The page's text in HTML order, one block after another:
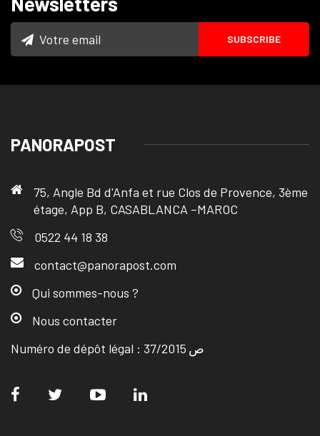
PANORAPOST
75, Angle Bd d'Anfa et rue Clos de Provence, 3ème
étage, App B, CASABLANCA –MAROC
0522 44 18 38
contact@panorapost.com
Qui sommes-nous ?
Nous contacter
Numéro de dépôt légal : ص 37/2015